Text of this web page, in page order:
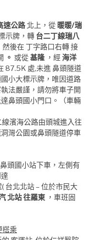
速公路北上，從 暖暖/瑞
示牌，轉 台二丁線瑞八
後在 丁字路口右轉 接
。 或從基隆，經 海洋
87.5K 處,未進 鼻頭隧道
小大標示牌，唯因道路
法嚴謹，請勿將車子開
鼻頭國小門口。（車輛
濱海公路由頭城進入往
灣公園或鼻頭隧道停車
鼻頭國小站下車，左側有
台北北站 – 位於市民大
北站 往羅東 ，車班固
搭乘